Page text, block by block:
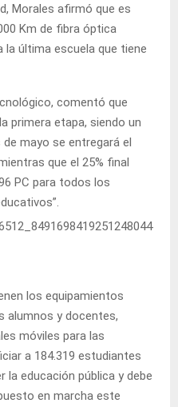
Morales afirmó que es
Km de fibra óptica
la última escuela que tiene
comentó que
primera etapa, siendo un
de mayo se entregará el
que el 25% final
PC para todos los
los equipamientos
alumnos y docentes,
móviles para las
a 184.319 estudiantes
la educación pública y debe
en marcha este